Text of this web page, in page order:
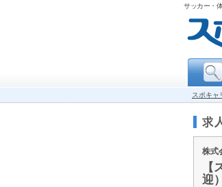
サッカー・
スポキャ
株式
迎）